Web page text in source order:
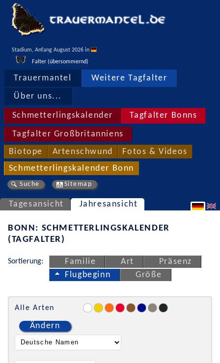
Stadium, Anfang August 2026 in
Falter (übersommernd)
Trauermantel Weitere Tagfalter
Über uns...
Schmetterlingskalender Tagfalter Bonns
Tagfalter Großbritanniens
Biotope Artenschwund Fotos & Videos
Schmetterlingskalender Bonn
Suche Sitemap
Tagesansicht Jahresansicht
BONN: SCHMETTERLINGSKALENDER
(TAGFALTER)
Sortierung: Familie Art
Präsenz
Flugbeginn
Größe
Alle Arten
Ändern